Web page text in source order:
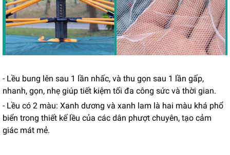
- Lều bung lên sau 1 lần nhấc, và thu gọn sau 1 lần gấp,
nhanh, gọn, nhẹ giúp tiết kiệm tối đa công sức và thời gian.
- Lều có 2 màu: Xanh dương và xanh lam là hai màu khá phổ
biển trong thiết kế lều của các dân phượt chuyên, tạo cảm
giác mát mẻ.